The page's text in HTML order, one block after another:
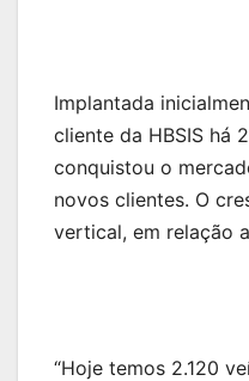
Implantada
cliente da HBSIS há
conquistou o
novos clientes. O
vertical, em relação
“Hoje temos 2.120